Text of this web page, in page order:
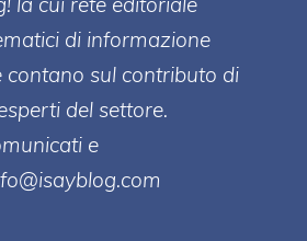
di informazione
contano sul contributo di
del settore.
e